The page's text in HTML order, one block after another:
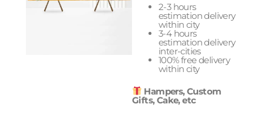
2-3 hours
estimation delivery
within city
3-4 hours
estimation delivery
inter-cities
100% free delivery
within city
Hampers, Custom
Gifts, Cake, etc